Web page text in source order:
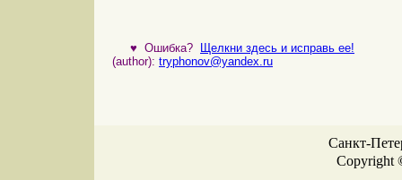
♥ Ошибка?
Щелкни здесь и исправь ее!
(author): tryphonov@yandex.ru
Санкт-
Copyright